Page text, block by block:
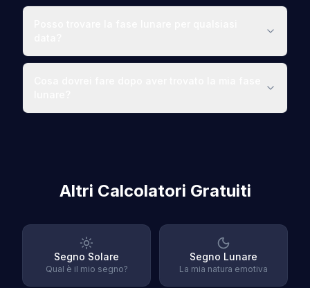
Altri Calcolatori Gratuiti
Segno Solare
Qual è il mio segno?
Segno Lunare
La mia natura emotiva